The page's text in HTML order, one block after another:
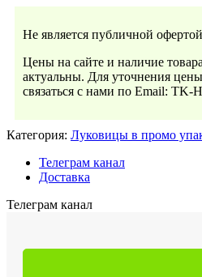
Не является публичной
Цены на сайте и наличие
актуальны. Для уточнения
связаться с нами по Email: TK-
Категория: Луковицы в промо
Телеграм канал
Доставка
Телеграм канал